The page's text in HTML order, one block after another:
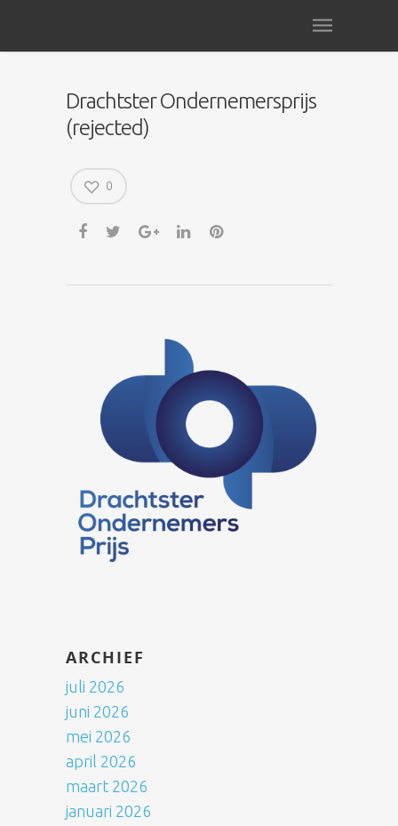
Drachtster Ondernemersprijs
(rejected)
0
ARCHIEF
juli 2026
juni 2026
mei 2026
april 2026
maart 2026
januari 2026